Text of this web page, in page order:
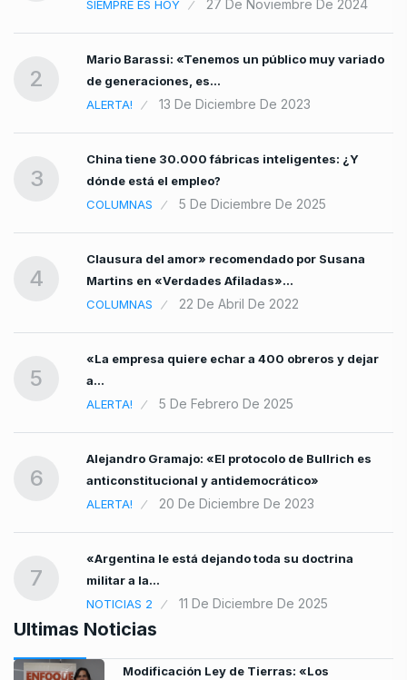
SIEMPRE ES HOY 27 De Noviembre De 2024
2
Mario Barassi: «Tenemos un público muy variado
de generaciones, es…
ALERTA!
13 De Diciembre De 2023
3
China tiene 30.000 fábricas inteligentes: ¿Y
dónde está el empleo?
COLUMNAS
5 De Diciembre De 2025
4
Clausura del amor» recomendado por Susana
Martins en «Verdades Afiladas»…
COLUMNAS
22 De Abril De 2022
5
«La empresa quiere echar a 400 obreros y dejar
a…
ALERTA!
5 De Febrero De 2025
6
Alejandro Gramajo: «El protocolo de Bullrich es
anticonstitucional y antidemocrático»
ALERTA!
20 De Diciembre De 2023
7
«Argentina le está dejando toda su doctrina
militar a la…
NOTICIAS 2
11 De Diciembre De 2025
Ultimas Noticias
Modificación Ley de Tierras: «Los